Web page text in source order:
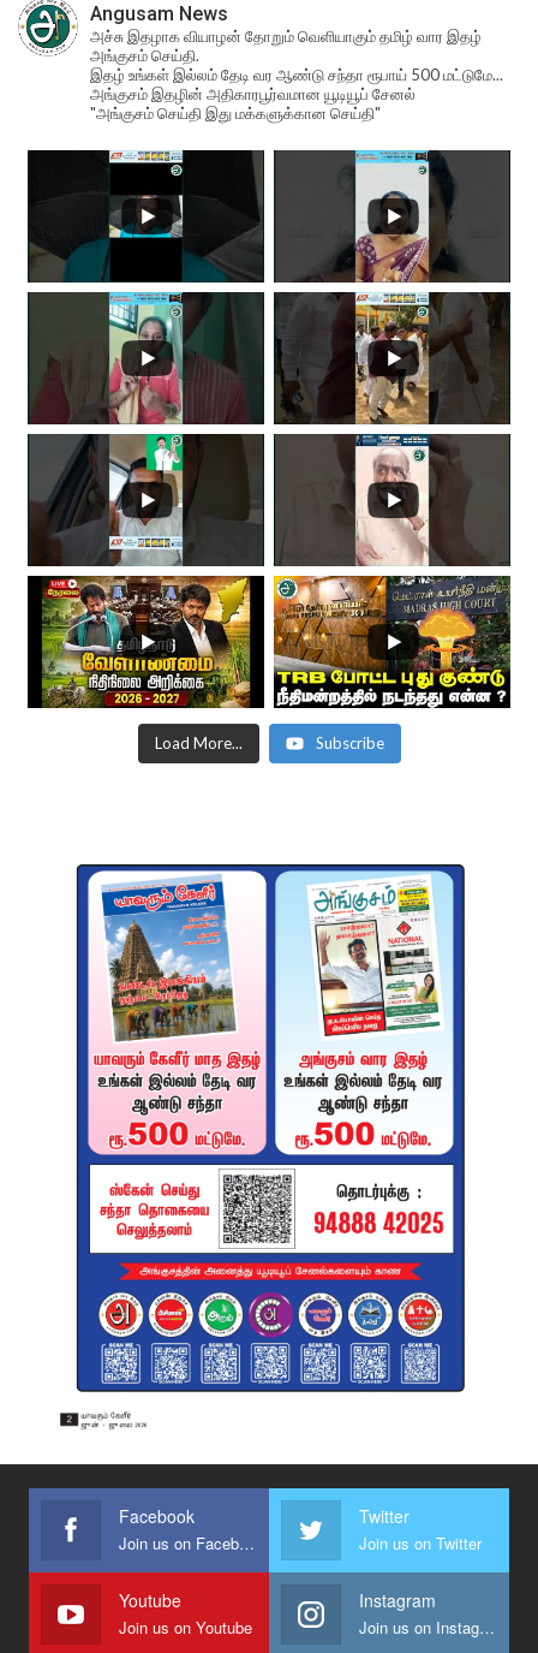
Angusam News
அச்சு இதழாக வியாழன் தோறும் வெளியாகும் தமிழ் வார இதழ்
அங்குசம் செய்தி.
இதழ் உங்கள் இல்லம் தேடி வர ஆண்டு சந்தா ரூபாய் 500 மட்டுமே...
அங்குசம் இதழின் அதிகாரபூர்வமான யூடியூப் சேனல்
"அங்குசம் செய்தி இது மக்களுக்கான செய்தி"
Load More... Subscribe
Facebook
Join us on Facebook
Twitter
Join us on Twitter
Youtube
Join us on Youtube
Instagram
Join us on Instagram